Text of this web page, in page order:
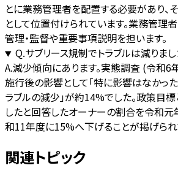
とに業務管理者を配置する必要があり、
として位置付けられています。業務管理
管理・監督や重要事項説明を担います。
Q.サブリース規制でトラブルは減りま
A.減少傾向にあります。実態調査 (令和6
施行後の影響として「特に影響はなかった
ラブルの減少」が約14%でした。政策目標
したと回答したオーナーの割合を令和
和11年度に15%へ下げることが掲げられ
関連トピック